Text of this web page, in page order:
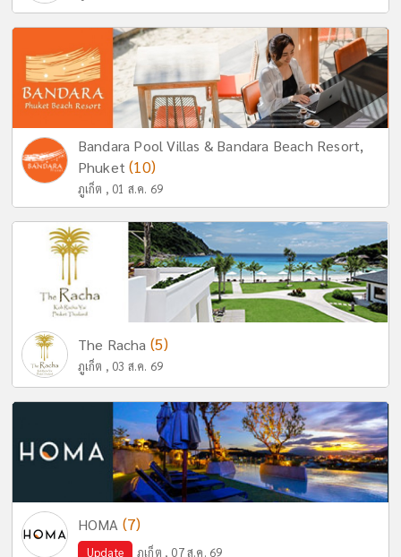
Bandara Pool Villas & Bandara Beach Resort,
Phuket(10)
ภูเก็ต , 01 ส.ค. 69
The Racha (5)
ภูเก็ต , 03 ส.ค. 69
HOMA (7)
Update ภูเก็ต , 07 ส.ค. 69